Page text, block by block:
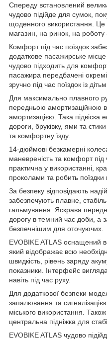
Спереду встановлений
чудово підійде для сумок,
щоденного використання. Це
магазин, на ринок, на роботу
Комфорт під час поїздок
додаткове пасажирське
чудово підходить для
пасажира передбачені
зручно під час поїздок із
Для максимально плавного
передньою амортизаційною
амортизацією. Така підвіска
дороги, бруківку, ями та
та комфортну їзду.
14-дюймові безкамерні
маневреність та комфорт
практична у використанні,
проколами та робить
За безпеку відповідають
забезпечують плавне,
гальмування. Яскрава
дорогу в темний час доби, а
безпечнішим для оточуючих.
EVOBIKE ATLAS оснащений
який відображає всю
швидкість, рівень заряду
показники. Інтерфейс
навіть під час руху.
Для додаткової безпеки
запалювання та
міського використання.
центральна підніжка для
EVOBIKE ATLAS чудово